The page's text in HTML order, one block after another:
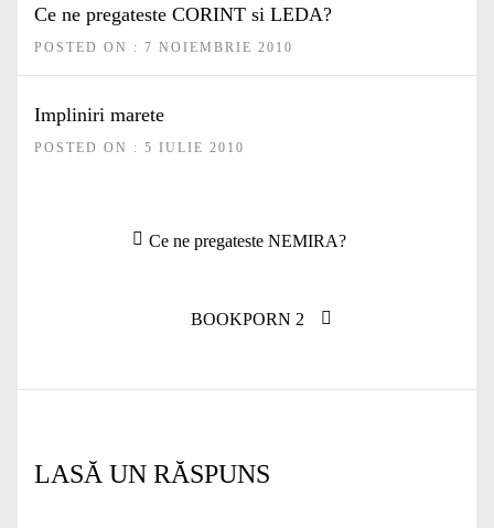
Ce ne pregateste CORINT si LEDA?
POSTED ON : 7 NOIEMBRIE 2010
Impliniri marete
POSTED ON : 5 IULIE 2010
Articolul
Ce ne pregateste NEMIRA?
Articolul
BOOKPORN 2
LASĂ UN RĂSPUNS